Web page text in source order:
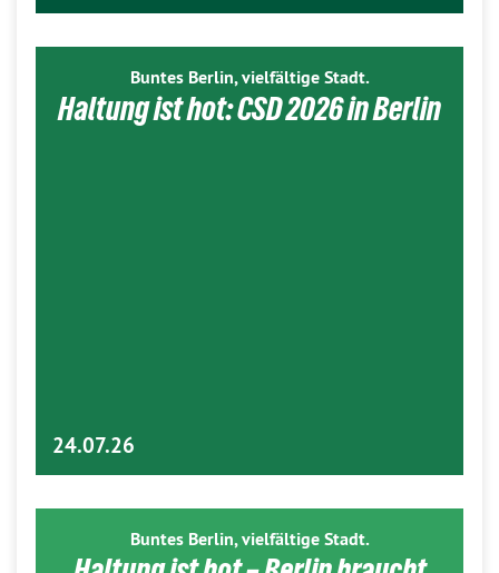
Buntes Berlin, vielfältige Stadt.
Haltung ist hot: CSD 2026 in Berlin
24.07.26
Buntes Berlin, vielfältige Stadt.